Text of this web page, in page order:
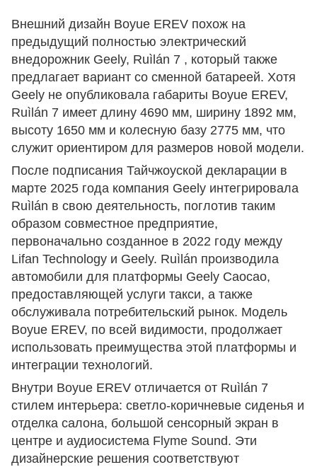
Внешний дизайн Boyue EREV похож на
предыдущий полностью электрический
внедорожник Geely, Ruìlán 7 , который также
предлагает вариант со сменной батареей. Хотя
Geely не опубликовала габариты Boyue EREV,
Ruìlán 7 имеет длину 4690 мм, ширину 1892 мм,
высоту 1650 мм и колесную базу 2775 мм, что
служит ориентиром для размеров новой модели.
После подписания Тайчжоуской декларации в
марте 2025 года компания Geely интегрировала
Ruìlán в свою деятельность, поглотив таким
образом совместное предприятие,
первоначально созданное в 2022 году между
Lifan Technology и Geely. Ruìlán производила
автомобили для платформы Geely Caocao,
предоставляющей услуги такси, а также
обслуживала потребительский рынок. Модель
Boyue EREV, по всей видимости, продолжает
использовать преимущества этой платформы и
интеграции технологий.
Внутри Boyue EREV отличается от Ruìlán 7
стилем интерьера: светло-коричневые сиденья и
отделка салона, большой сенсорный экран в
центре и аудиосистема Flyme Sound. Эти
дизайнерские решения соответствуют